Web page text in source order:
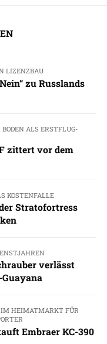
LIZENZBAU
zu Russlands
ALS ERSTFLUG-
zittert vor dem
KOSTENFALLE
Stratofortress
verlässt
IM HEIMATMARKT FÜR
Embraer KC-390